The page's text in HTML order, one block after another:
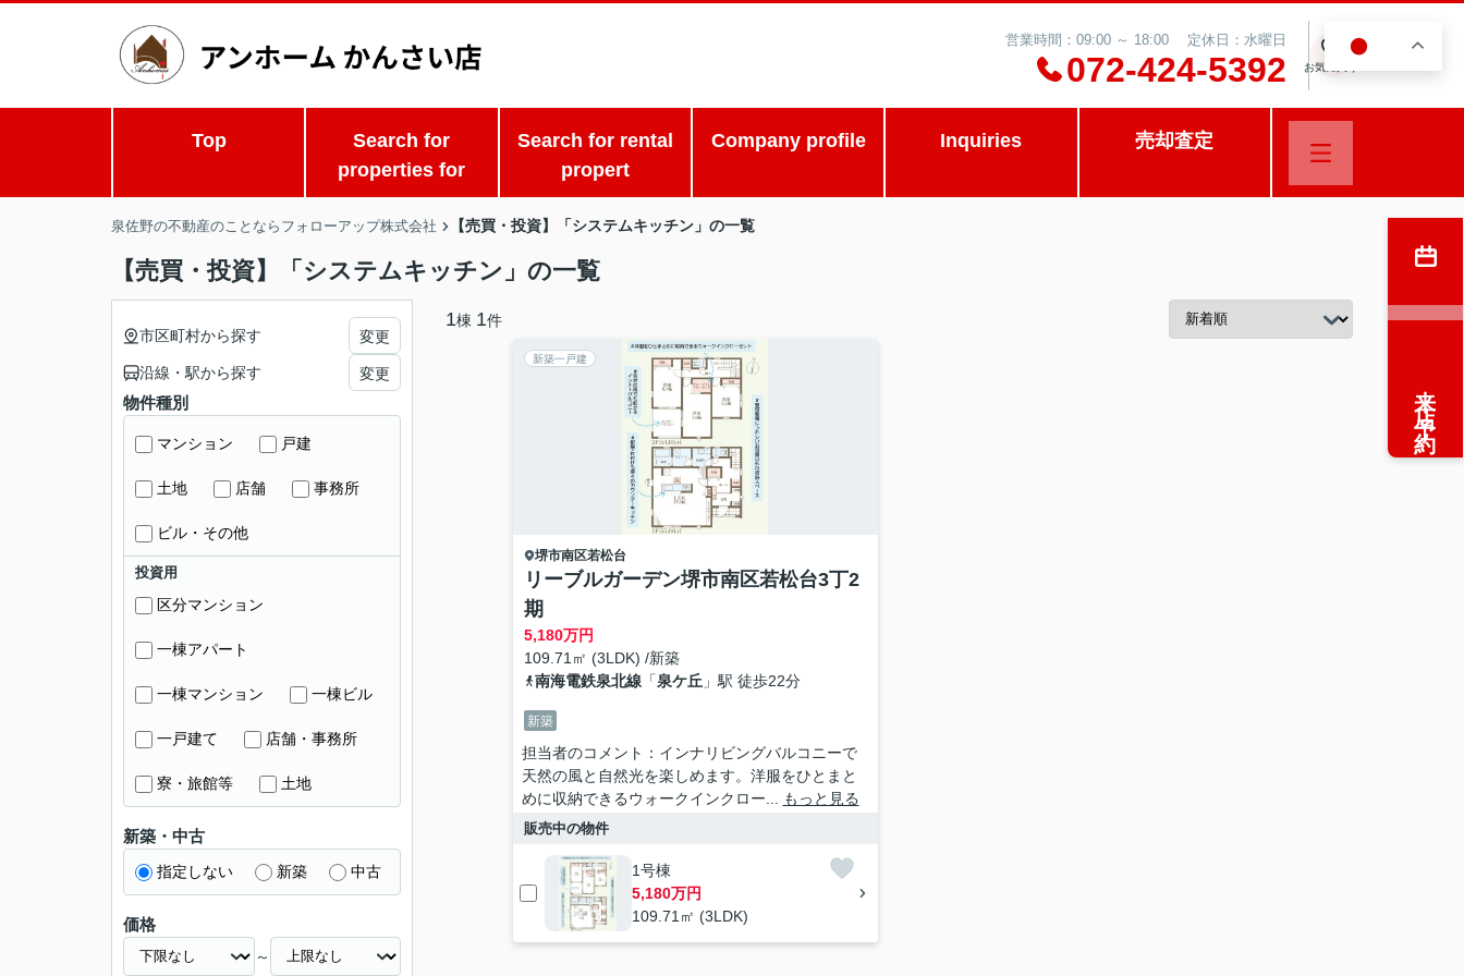
営業時間：09:00 ～ 18:00 定休日：水曜日
072-424-5392 お気に入り
Top
Search for
properties for
Search for rental
propert
Company profile Inquiries 売却査定
泉佐野の不動産のことならフォローアップ株式会社 【売買・投資】「システムキッチン」の一覧
【売買・投資】「システムキッチン」の一覧
1棟 1件
新築一戸建
堺市南区若松台
リーブルガーデン堺市南区若松台3丁2
期
5,180万円
109.71㎡ (3LDK) /新築
南海電鉄泉北線「泉ケ丘 」駅 徒歩22分
新築
担当者のコメント：インナリビングバルコニーで
天然の風と自然光を楽しめます。洋服をひとまと
めに収納できるウォークインクロー...
もっと見る
販売中の物件
1号棟
5,180万円
109.71㎡ (3LDK)
市区町村から探す 変更
沿線・駅から探す 変更
物件種別
マンション 戸建
土地 店舗 事務所
ビル・その他
投資用
区分マンション
一棟アパート
一棟マンション 一棟ビル
一戸建て 店舗・事務所
寮・旅館等 土地
新築・中古
指定しない 新築 中古
価格
～
来店予約